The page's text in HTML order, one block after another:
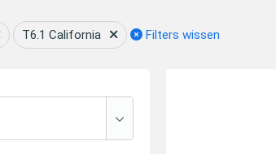
T6.1 California Filters wissen